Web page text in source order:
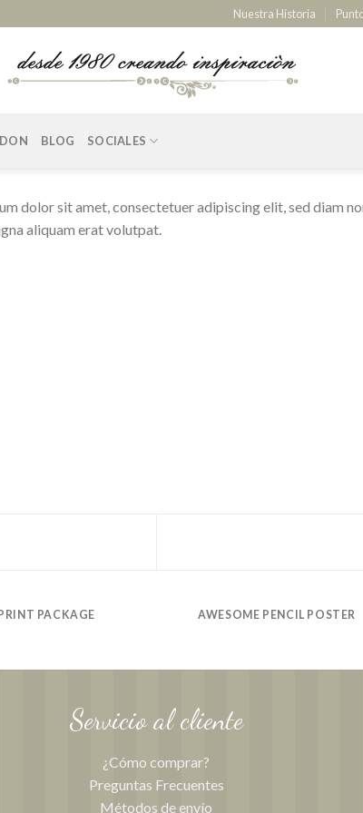
Nuestra Historia
BLOG SOCIALES
dolor sit amet, consectetuer adipiscing elit, sed diam
aliquam erat volutpat.
PACKAGE AWESOME PENCIL POSTER
Servicio al cliente
¿Cómo comprar?
Preguntas Frecuentes
Métodos de envío